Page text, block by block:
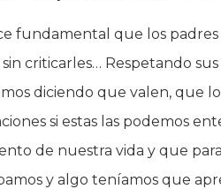
fundamental que los padres
criticarles… Respetando
diciendo que valen, que
si estas las podemos
de nuestra vida y que
y algo teníamos que